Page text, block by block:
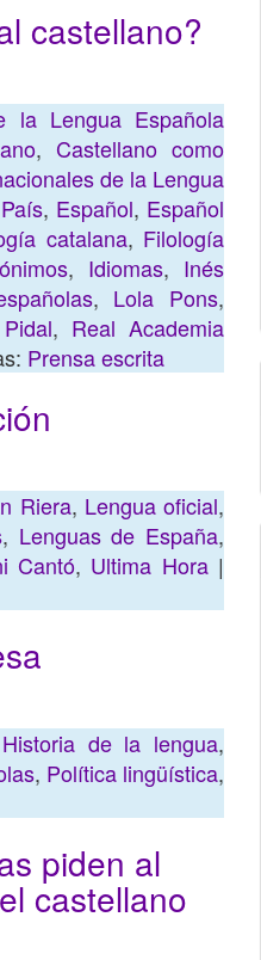
castellano?
la Lengua Española
, Castellano como
de la Lengua
, Español, Español
catalana, Filología
, Idiomas, Inés
, Lola Pons,
, Real Academia
Prensa escrita
Riera, Lengua oficial,
, Lenguas de España,
Cantó, Ultima Hora|
Historia de la lengua,
, Política lingüística,
piden al
castellano